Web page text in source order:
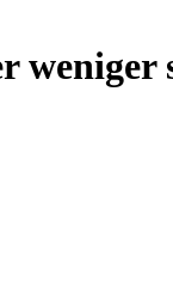
weniger